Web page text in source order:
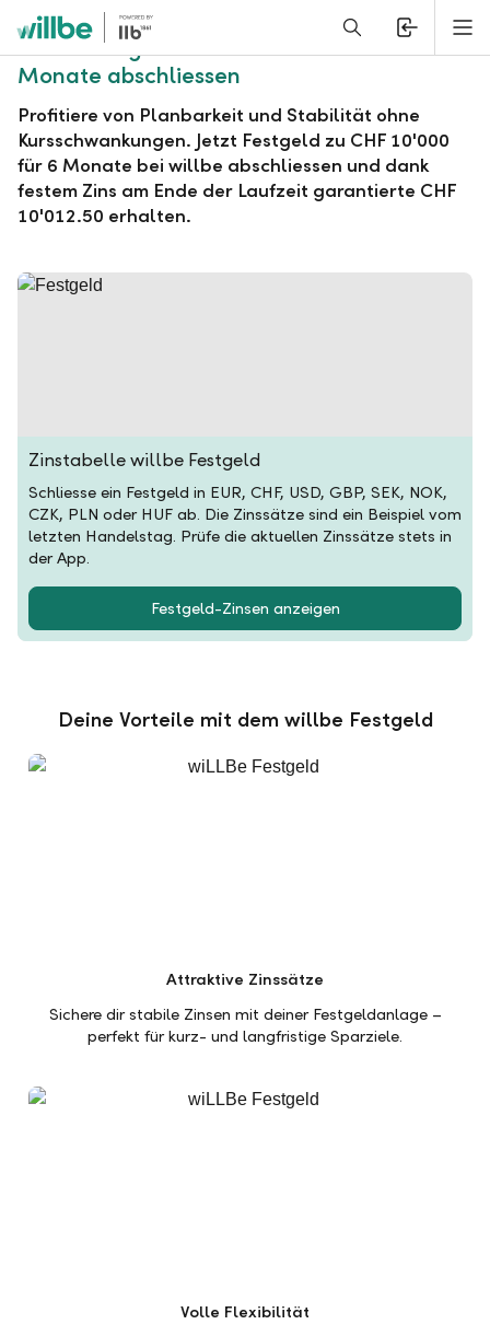
Alerts.Headline
willbe Festgeld zu CHF 10'000 für 6
Monate abschliessen
Profitiere von Planbarkeit und Stabilität ohne
Kursschwankungen. Jetzt Festgeld zu CHF 10'000
für 6 Monate bei willbe abschliessen und dank
festem Zins am Ende der Laufzeit garantierte CHF
10'012.50 erhalten.
Zinstabelle willbe Festgeld
Schliesse ein Festgeld in EUR, CHF, USD, GBP, SEK, NOK,
CZK, PLN oder HUF ab. Die Zinssätze sind ein Beispiel vom
letzten Handelstag. Prüfe die aktuellen Zinssätze stets in
der App.
Festgeld-Zinsen anzeigen
Deine Vorteile mit dem willbe Festgeld
Attraktive Zinssätze
Sichere dir stabile Zinsen mit deiner Festgeldanlage –
perfekt für kurz- und langfristige Sparziele.
Volle Flexibilität